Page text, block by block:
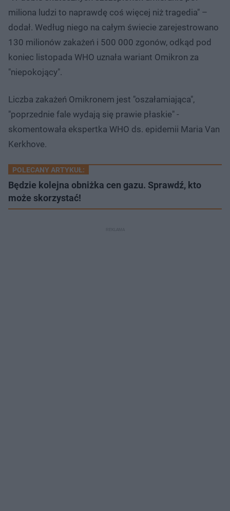
miliona ludzi to naprawdę coś więcej niż tragedia" –
dodał. Według niego na całym świecie zarejestrowano
130 milionów zakażeń i 500 000 zgonów, odkąd pod
koniec listopada WHO uznała wariant Omikron za
"niepokojący".
Liczba zakażeń Omikronem jest "oszałamiająca",
"poprzednie fale wydają się prawie płaskie" -
skomentowała ekspertka WHO ds. epidemii Maria Van
Kerkhove.
POLECANY ARTYKUŁ:
Będzie kolejna obniżka cen gazu. Sprawdź, kto
może skorzystać!